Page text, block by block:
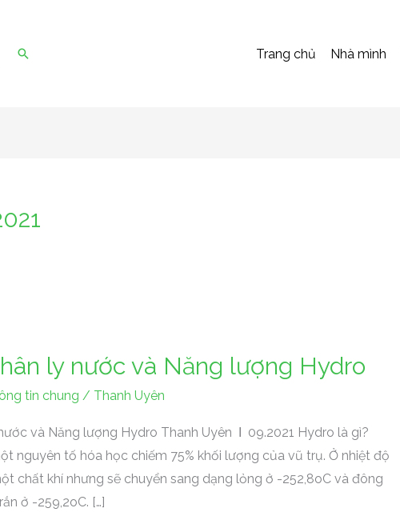
Search Trang chủ Nhà mình
ly nước và Năng lượng Hydro
tin chung / Thanh Uyên
và Năng lượng Hydro Thanh Uyên Ι 09.2021 Hydro là gì?
nguyên tố hóa học chiếm 75% khối lượng của vũ trụ. Ở nhiệt độ
chất khí nhưng sẽ chuyển sang dạng lỏng ở -252,8oC và đông
ở -259,2oC. […]